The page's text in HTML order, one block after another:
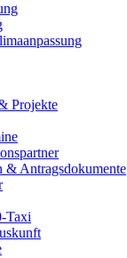
Projekte
& Antragsdokumente
Taxi